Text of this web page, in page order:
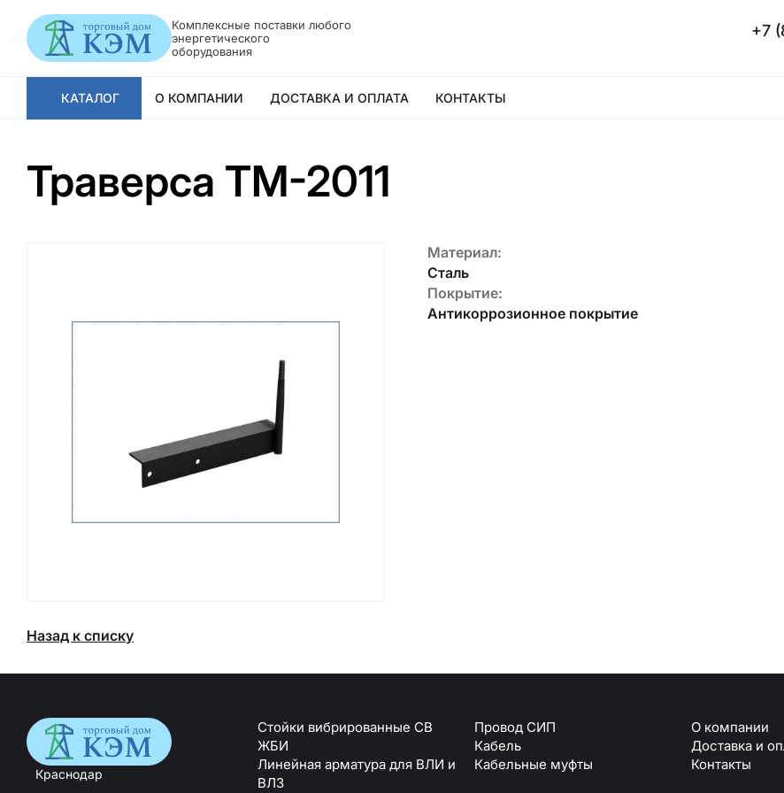
Комплексные поставки любого
энергетического
оборудования
+7
КАТАЛОГ О КОМПАНИИ ДОСТАВКА И ОПЛАТА КОНТАКТЫ
Траверса ТМ-2011
Назад к списку
Материал:
Сталь
Покрытие:
Антикоррозионное покрытие
Краснодар
Стойки вибрированные СВ
ЖБИ
Линейная арматура для ВЛИ и
ВЛЗ
Провод СИП
Кабель
Кабельные муфты
О компании
Доставка и
Контакты